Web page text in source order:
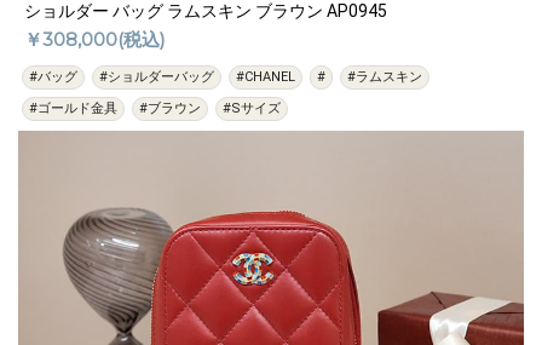
ショルダー バッグ ラムスキン ブラウン AP0945
￥308,000(税込)
#バッグ #ショルダーバッグ #CHANEL #
#ラムスキン
#ゴールド金具
#ブラウン #Sサイズ